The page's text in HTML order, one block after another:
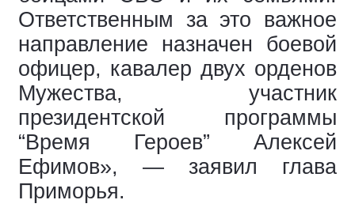
Ответственным за это важное
направление назначен боевой
офицер, кавалер двух орденов
Мужества, участник
президентской программы
“Время Героев” Алексей
Ефимов», — заявил глава
Приморья.